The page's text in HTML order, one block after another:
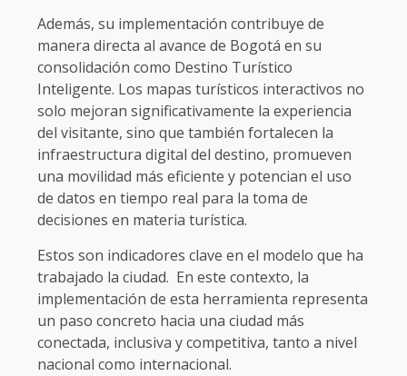
Además, su implementación contribuye de
manera directa al avance de Bogotá en su
consolidación como Destino Turístico
Inteligente. Los mapas turísticos interactivos no
solo mejoran significativamente la experiencia
del visitante, sino que también fortalecen la
infraestructura digital del destino, promueven
una movilidad más eficiente y potencian el uso
de datos en tiempo real para la toma de
decisiones en materia turística.
Estos son indicadores clave en el modelo que ha
trabajado la ciudad. En este contexto, la
implementación de esta herramienta representa
un paso concreto hacia una ciudad más
conectada, inclusiva y competitiva, tanto a nivel
nacional como internacional.